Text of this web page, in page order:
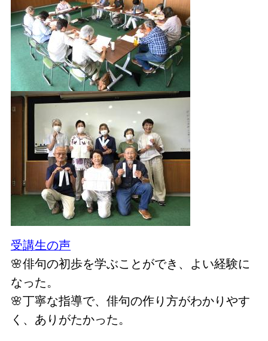
受講生の声
🌸俳句の初歩を学ぶことができ、よい経験に
なった。
🌸丁寧な指導で、俳句の作り方がわかりやす
く、ありがたかった。